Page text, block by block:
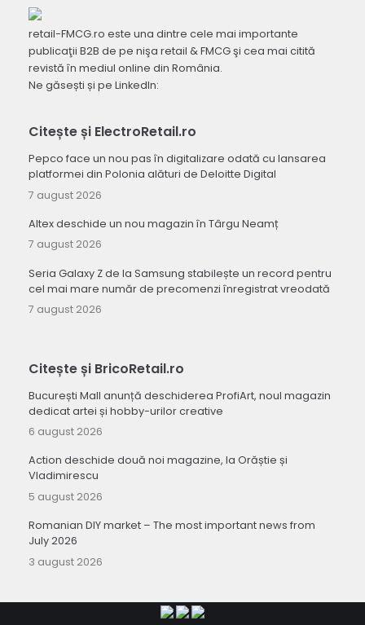
retail-FMCG.ro este una dintre cele mai importante
publicaţii B2B de pe nişa retail & FMCG şi cea mai citită
revistă în mediul online din România.
Ne găsești și pe LinkedIn:
Citește și ElectroRetail.ro
Pepco face un nou pas în digitalizare odată cu lansarea
platformei din Polonia alături de Deloitte Digital
7 august 2026
Altex deschide un nou magazin în Târgu Neamț
7 august 2026
Seria Galaxy Z de la Samsung stabilește un record pentru
cel mai mare număr de precomenzi înregistrat vreodată
7 august 2026
Citește și BricoRetail.ro
București Mall anunță deschiderea ProfiArt, noul magazin
dedicat artei și hobby-urilor creative
6 august 2026
Action deschide două noi magazine, la Orăștie și
Vladimirescu
5 august 2026
Romanian DIY market – The most important news from
July 2026
3 august 2026